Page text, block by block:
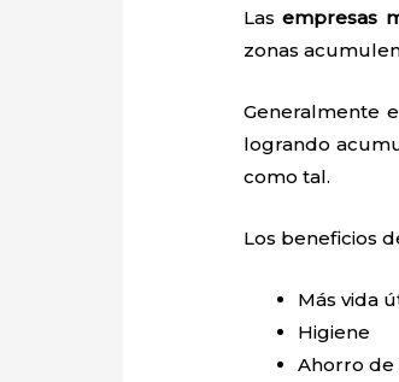
Lasempresas
zonas
Generalmente
logrando
como tal.
Los beneficios
Más vida
Higiene
Ahorro